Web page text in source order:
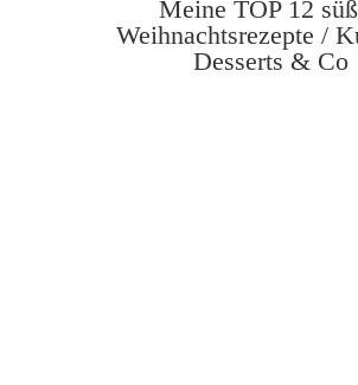
Meine TOP 12
Weihnachtsrezepte /
Desserts & Co